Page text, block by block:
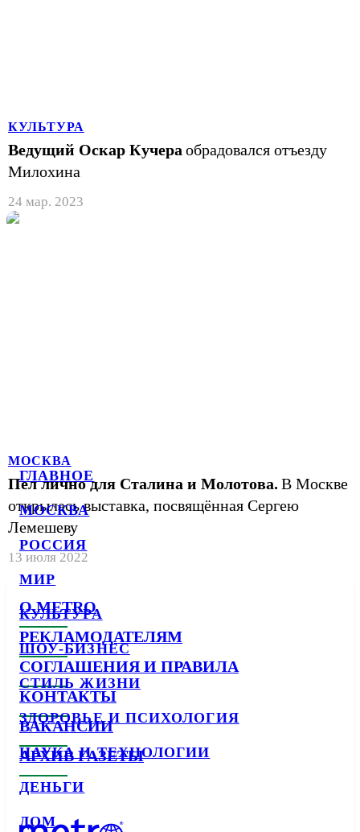
ГЛАВНОЕ
МОСКВА
РОССИЯ
МИР
КУЛЬТУРА
ШОУ-БИЗНЕС
СТИЛЬ ЖИЗНИ
ЗДОРОВЬЕ И ПСИХОЛОГИЯ
НАУКА И ТЕХНОЛОГИИ
ДЕНЬГИ
ДОМ
КУЛЬТУРА
Ведущий Оскар Кучера обрадовался отъезду
Милохина
24 мар. 2023
МОСКВА
Пел лично для Сталина и Молотова. В Москве
открылась выставка, посвящённая Сергею
Лемешеву
13 июля 2022
О METRO
РЕКЛАМОДАТЕЛЯМ
СОГЛАШЕНИЯ И ПРАВИЛА
КОНТАКТЫ
ВАКАНСИИ
АРХИВ ГАЗЕТЫ